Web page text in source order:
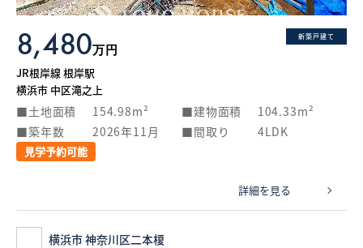
新築戸建て
8,480万円
JR根岸線 根岸駅
横浜市 中区滝之上
土地面積 154.98m² 建物面積
104.33m²
築年数
2026年11月 間取り 4LDK
見学予約可能
詳細を見る
横浜市 神奈川区二本榎